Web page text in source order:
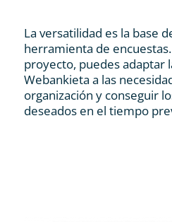
La versatilidad es la base
herramienta de encuestas.
proyecto, puedes adaptar
Webankieta a las
organización y conseguir
deseados en el tiempo